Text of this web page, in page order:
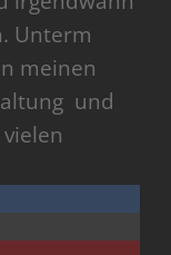
Unterm
meinen
und